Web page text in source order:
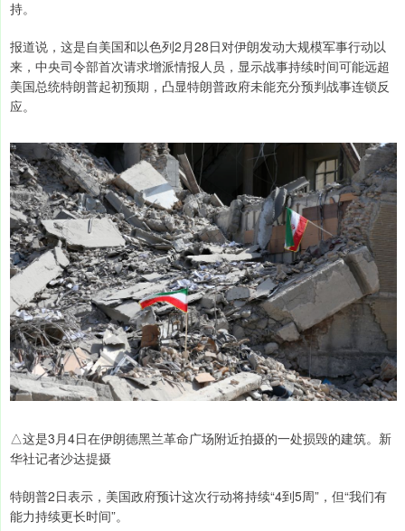
持。
报道说，这是自美国和以色列2月28日对伊朗发动大规模军事行动以
来，中央司令部首次请求增派情报人员，显示战事持续时间可能远超
美国总统特朗普起初预期，凸显特朗普政府未能充分预判战事连锁反
应。
△这是3月4日在伊朗德黑兰革命广场附近拍摄的一处损毁的建筑。新
华社记者沙达提摄
特朗普2日表示，美国政府预计这次行动将持续“4到5周”，但“我们有
能力持续更长时间”。